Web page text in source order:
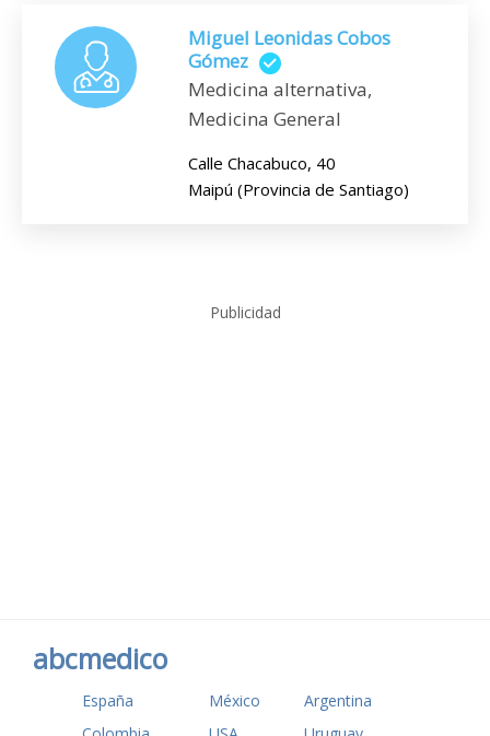
Miguel Leonidas Cobos
Gómez
Medicina alternativa,
Medicina General
Calle Chacabuco, 40
Maipú (Provincia de Santiago)
Publicidad
abcmedico
España México
Argentina